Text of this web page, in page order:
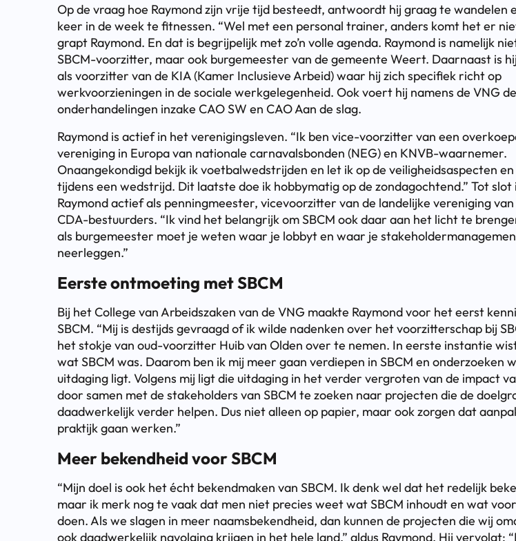
Op de vraag hoe Raymond zijn vrije tijd besteedt, antwoordt hij graag te wandelen
keer in de week te fitnessen. “Wel met een personal trainer, anders komt het er
grapt Raymond. En dat is begrijpelijk met zo’n volle agenda. Raymond is namelijk
SBCM-voorzitter, maar ook burgemeester van de gemeente Weert. Daarnaast is
als voorzitter van de KIA (Kamer Inclusieve Arbeid) waar hij zich specifiek richt op
werkvoorzieningen in de sociale werkgelegenheid. Ook voert hij namens de VNG de
onderhandelingen inzake CAO SW en CAO Aan de slag.
Raymond is actief in het verenigingsleven. “Ik ben vice-voorzitter van een
vereniging in Europa van nationale carnavalsbonden (NEG) en KNVB-waarnemer.
Onaangekondigd bekijk ik voetbalwedstrijden en let ik op de veiligheidsaspecten
tijdens een wedstrijd. Dit laatste doe ik hobbymatig op de zondagochtend.” Tot slot
Raymond actief als penningmeester, vicevoorzitter van de landelijke vereniging van
CDA-bestuurders. “Ik vind het belangrijk om SBCM ook daar aan het licht te
als burgemeester moet je weten waar je lobbyt en waar je
neerleggen.”
Eerste ontmoeting met SBCM
Bij het College van Arbeidszaken van de VNG maakte Raymond voor het eerst
SBCM. “Mij is destijds gevraagd of ik wilde nadenken over het voorzitterschap bij
het stokje van oud-voorzitter Huib van Olden over te nemen. In eerste instantie
wat SBCM was. Daarom ben ik mij meer gaan verdiepen in SBCM en onderzoeken
uitdaging ligt. Volgens mij ligt die uitdaging in het verder vergroten van de impact
door samen met de stakeholders van SBCM te zoeken naar projecten die de
daadwerkelijk verder helpen. Dus niet alleen op papier, maar ook zorgen dat
praktijk gaan werken.”
Meer bekendheid voor SBCM
“Mijn doel is ook het écht bekendmaken van SBCM. Ik denk wel dat het redelijk
maar ik merk nog te vaak dat men niet precies weet wat SBCM inhoudt en wat
doen. Als we slagen in meer naamsbekendheid, dan kunnen de projecten die wij
ook daadwerkelijk navolging krijgen in het hele land,” aldus Raymond. Hij vervolgt: